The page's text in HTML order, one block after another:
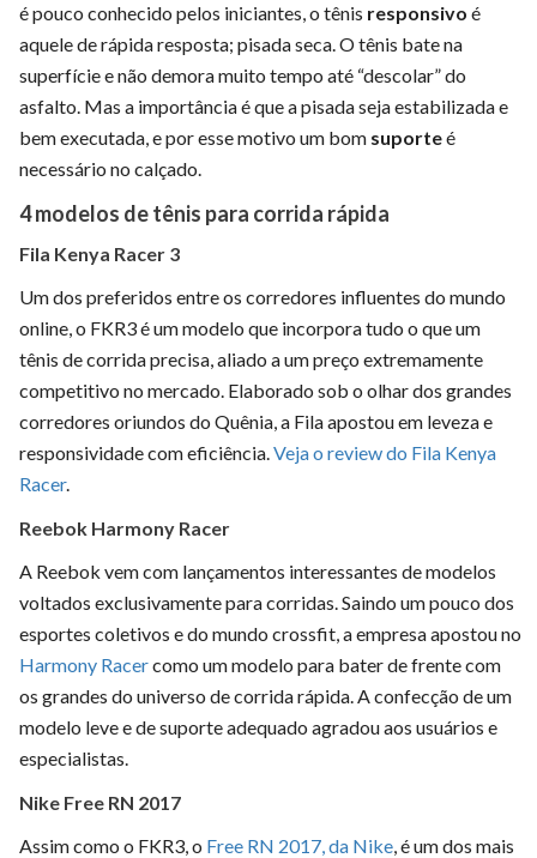
é pouco conhecido pelos iniciantes, o tênis responsivo é
aquele de rápida resposta; pisada seca. O tênis bate na
superfície e não demora muito tempo até “descolar” do
asfalto. Mas a importância é que a pisada seja estabilizada e
bem executada, e por esse motivo um bom suporteé
necessário no calçado.
4 modelos de tênis para corrida rápida
Fila Kenya Racer 3
Um dos preferidos entre os corredores influentes do mundo
online, o FKR3 é um modelo que incorpora tudo o que um
tênis de corrida precisa, aliado a um preço extremamente
competitivo no mercado. Elaborado sob o olhar dos grandes
corredores oriundos do Quênia, a Fila apostou em leveza e
responsividade com eficiência.Veja o review do Fila Kenya
Racer.
Reebok Harmony Racer
A Reebok vem com lançamentos interessantes de modelos
voltados exclusivamente para corridas. Saindo um pouco dos
esportes coletivos e do mundo crossfit, a empresa apostou no
Harmony Racercomo um modelo para bater de frente com
os grandes do universo de corrida rápida. A confecção de um
modelo leve e de suporte adequado agradou aos usuários e
especialistas.
Nike Free RN 2017
Assim como o FKR3, o Free RN 2017, da Nike, é um dos mais